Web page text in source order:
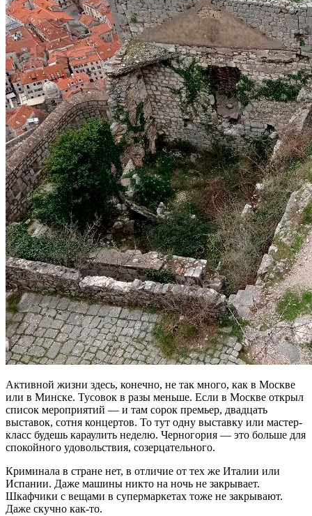
Активной жизни здесь, конечно, не так много, как в Москве
или в Минске. Тусовок в разы меньше. Если в Москве открыл
список мероприятий — и там сорок премьер, двадцать
выставок, сотня концертов. То тут одну выставку или мастер-
класс будешь караулить неделю. Черногория — это больше для
спокойного удовольствия, созерцательного.
Криминала в стране нет, в отличие от тех же Италии или
Испании. Даже машины никто на ночь не закрывает.
Шкафчики с вещами в супермаркетах тоже не закрывают.
Даже скучно как-то.